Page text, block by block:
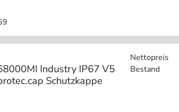
Industry IP67 V5
Schutzkappe
Nettopreis
Bestand